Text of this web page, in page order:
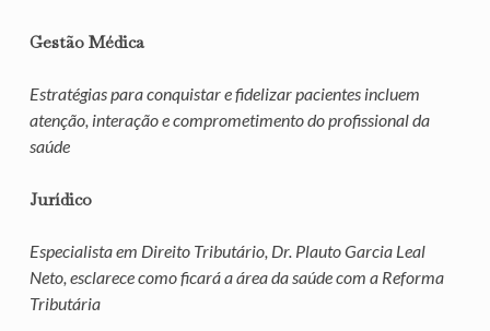
Gestão Médica
Estratégias para conquistar e fidelizar pacientes incluem
atenção, interação e comprometimento do profissional da
saúde
Jurídico
Especialista em Direito Tributário, Dr. Plauto Garcia Leal
Neto, esclarece como ficará a área da saúde com a Reforma
Tributária